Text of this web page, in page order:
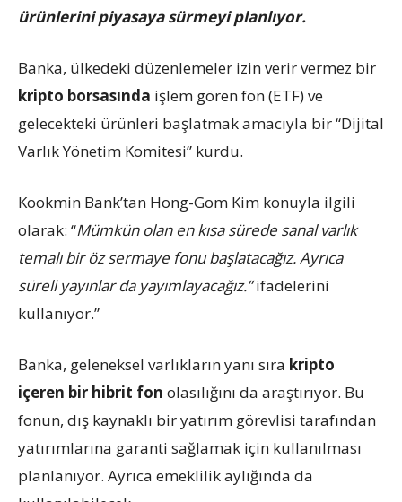
ürünlerini piyasaya sürmeyi planlıyor.
Banka, ülkedeki düzenlemeler izin verir vermez bir
kripto borsasında işlem gören fon (ETF) ve
gelecekteki ürünleri başlatmak amacıyla bir “Dijital
Varlık Yönetim Komitesi” kurdu.
Kookmin Bank’tan Hong-Gom Kim konuyla ilgili
olarak: “Mümkün olan en kısa sürede sanal varlık
temalı bir öz sermaye fonu başlatacağız. Ayrıca
süreli yayınlar da yayımlayacağız.”ifadelerini
kullanıyor.”
Banka, geleneksel varlıkların yanı sıra kripto
içeren bir hibrit fon olasılığını da araştırıyor. Bu
fonun, dış kaynaklı bir yatırım görevlisi tarafından
yatırımlarına garanti sağlamak için kullanılması
planlanıyor. Ayrıca emeklilik aylığında da